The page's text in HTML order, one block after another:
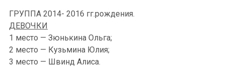
ГРУППА 2014- 2016 гг.рождения.
ДЕВОЧКИ
1 место — Зюнькина Ольга;
2 место — Кузьмина Юлия;
3 место — Швинд Алиса.